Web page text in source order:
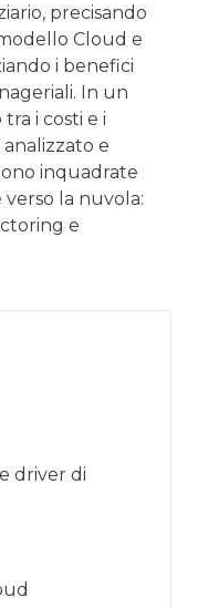
precisando
Cloud e
i benefici
In un
i costi e i
e
inquadrate
la nuvola:
e
driver di